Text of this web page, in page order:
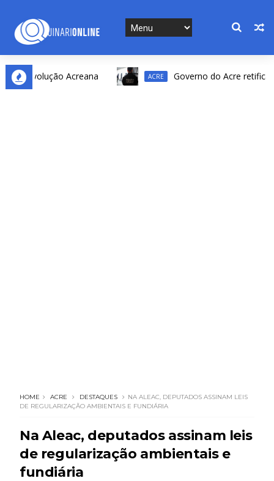
Acreana ACRE Governo do Acre retifica
HOME ACRE DESTAQUES
NA ALEAC, DEPUTADOS ASSINAM LEIS
DE REGULARIZAÇÃO AMBIENTAIS E FUNDIÁRIA
Na Aleac, deputados assinam leis
de regularização ambientais e
fundiária